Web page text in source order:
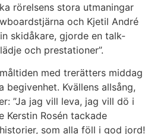
rörelsens stora utmaningar
och Kjetil André
skidåkare, gjorde en talk-
och prestationer”.
med trerätters middag
begivenhet. Kvällens allsång,
”Ja jag vill leva, jag vill dö i
Kerstin Rosén tackade
som alla föll i god jord!